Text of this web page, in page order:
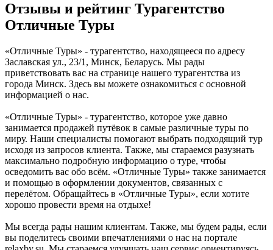
Отзывы и рейтинг Турагентство
Отличные Туры
«Отличные Туры» - турагентство, находящееся по адресу
Заславская ул., 23/1, Минск, Беларусь. Мы рады
приветствовать вас на странице нашего турагентства из
города Минск. Здесь вы можете ознакомиться с основной
информацией о нас.
«Отличные Туры» - турагентство, которое уже давно
занимается продажей путёвок в самые различные туры по
миру. Наши специалисты помогают выбрать подходящий тур
исходя из запросов клиента. Также, мы стараемся разузнать
максимально подробную информацию о туре, чтобы
осведомить вас обо всём. «Отличные Туры» также занимается
и помощью в оформлении документов, связанных с
перелётом. Обращайтесь в «Отличные Туры», если хотите
хорошо провести время на отдыхе!
Мы всегда рады нашим клиентам. Также, мы будем рады, если
вы поделитесь своими впечатлениями о нас на портале